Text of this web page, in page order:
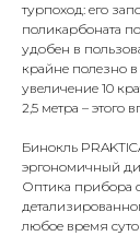
турпоход: его
поликарбоната
удобен в
крайне полезно
увеличение 10
2,5 метра – этого
Бинокль
эргономичный
Оптика прибора
любое время